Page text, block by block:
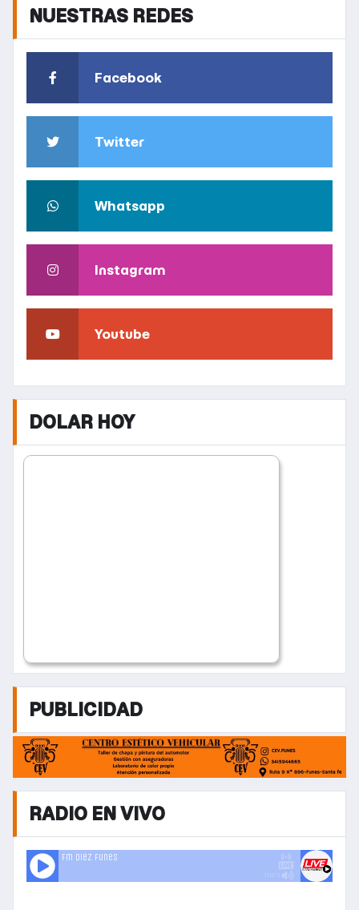
NUESTRAS REDES
Facebook
Twitter
Whatsapp
Instagram
Youtube
DOLAR HOY
PUBLICIDAD
RADIO EN VIVO